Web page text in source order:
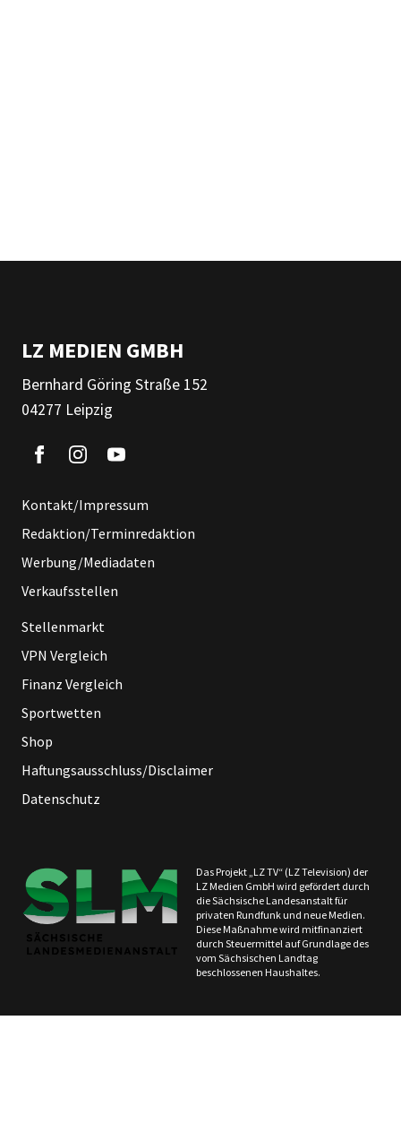
LZ MEDIEN GMBH
Bernhard Göring Straße 152
04277 Leipzig
Kontakt/Impressum
Redaktion/Terminredaktion
Werbung/Mediadaten
Verkaufsstellen
Stellenmarkt
VPN Vergleich
Finanz Vergleich
Sportwetten
Shop
Haftungsausschluss/Disclaimer
Datenschutz
Das Projekt „LZ TV“ (LZ Television) der
LZ Medien GmbH wird gefördert durch
die Sächsische Landesanstalt für
privaten Rundfunk und neue Medien.
Diese Maßnahme wird mitfinanziert
durch Steuermittel auf Grundlage des
vom Sächsischen Landtag
beschlossenen Haushaltes.